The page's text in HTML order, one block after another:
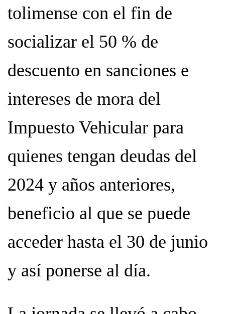
tolimense con el fin de
socializar el 50 % de
descuento en sanciones e
intereses de mora del
Impuesto Vehicular para
quienes tengan deudas del
2024 y años anteriores,
beneficio al que se puede
acceder hasta el 30 de junio
y así ponerse al día.